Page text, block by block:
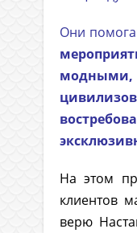
Они
На этом
клиентов
верю